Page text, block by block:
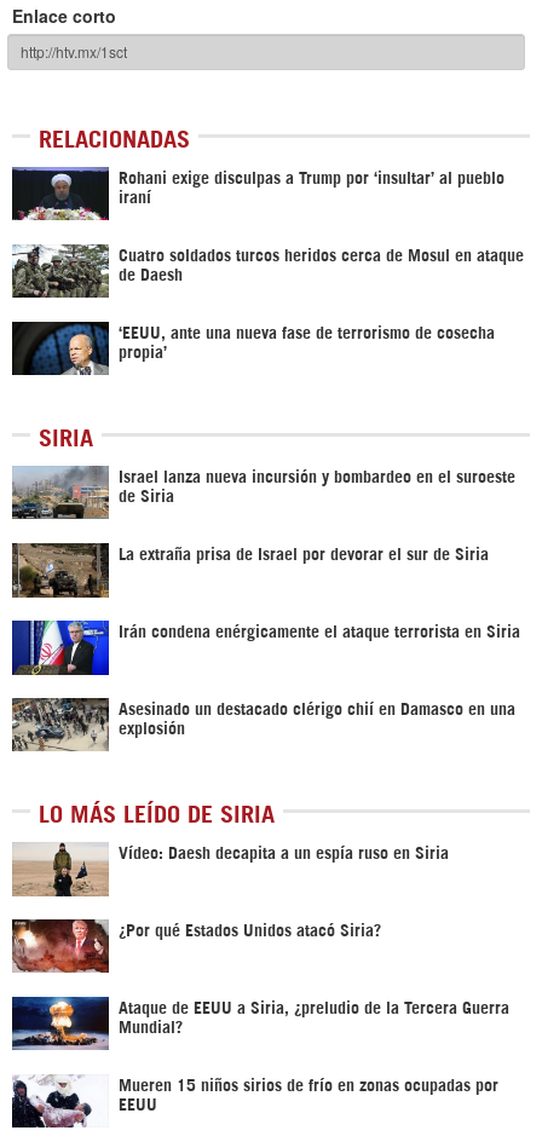
Enlace corto
RELACIONADAS
Rohani exige disculpas a Trump por ‘insultar’ al pueblo
iraní
Cuatro soldados turcos heridos cerca de Mosul en ataque
de Daesh
‘EEUU, ante una nueva fase de terrorismo de cosecha
propia’
SIRIA
Israel lanza nueva incursión y bombardeo en el suroeste
de Siria
La extraña prisa de Israel por devorar el sur de Siria
Irán condena enérgicamente el ataque terrorista en Siria
Asesinado un destacado clérigo chií en Damasco en una
explosión
LO MÁS LEÍDO DE SIRIA
Vídeo: Daesh decapita a un espía ruso en Siria
¿Por qué Estados Unidos atacó Siria?
Ataque de EEUU a Siria, ¿preludio de la Tercera Guerra
Mundial?
Mueren 15 niños sirios de frío en zonas ocupadas por
EEUU